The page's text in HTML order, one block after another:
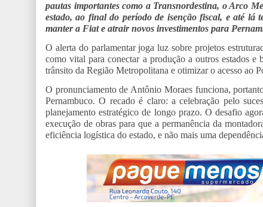
pautas importantes como a Transnordestina, o Arco
estado, ao final do período de isenção fiscal, e até
manter a Fiat e atrair novos investimentos para
O alerta do parlamentar joga luz sobre projetos
como vital para conectar a produção a outros estados
trânsito da Região Metropolitana e otimizar o acesso ao
O pronunciamento de Antônio Moraes funciona,
Pernambuco. O recado é claro: a celebração pelo
planejamento estratégico de longo prazo. O desafio
execução de obras para que a permanência da
eficiência logística do estado, e não mais uma